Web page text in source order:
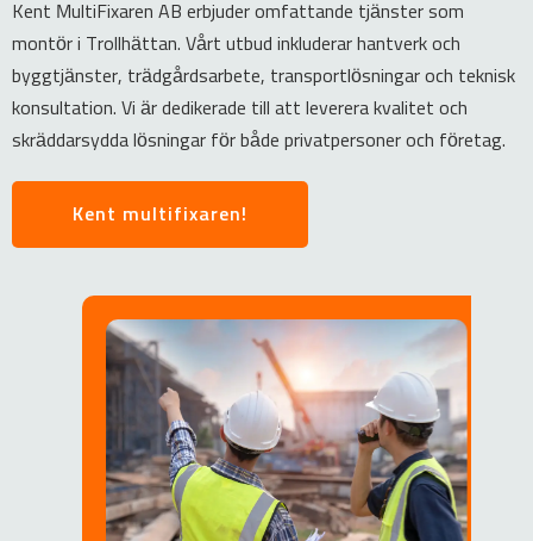
Kent MultiFixaren AB erbjuder omfattande tjänster som
montör i Trollhättan. Vårt utbud inkluderar hantverk och
byggtjänster, trädgårdsarbete, transportlösningar och teknisk
konsultation. Vi är dedikerade till att leverera kvalitet och
skräddarsydda lösningar för både privatpersoner och företag.
Kent multifixaren!